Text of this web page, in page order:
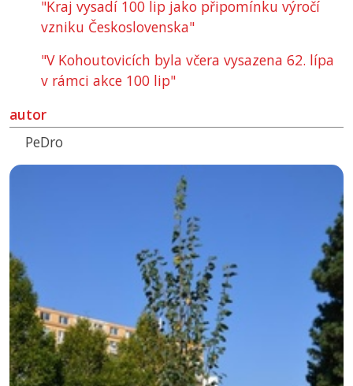
"Kraj vysadí 100 lip jako připomínku výročí
vzniku Československa"
"V Kohoutovicích byla včera vysazena 62. lípa
v rámci akce 100 lip"
autor
PeDro